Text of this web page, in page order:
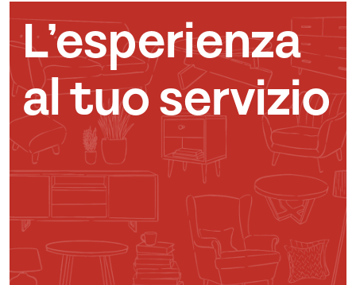
L’esperienza
al tuo servizio